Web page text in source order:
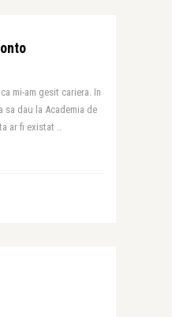
mi-am gesit cariera. In
sa dau la Academia de
ar fi existat ..